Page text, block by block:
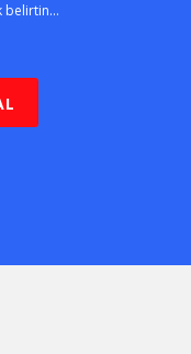
belirtin...